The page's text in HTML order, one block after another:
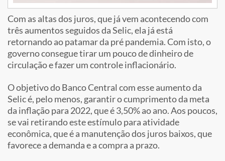
Com as altas dos juros, que já vem acontecendo com
três aumentos seguidos da Selic, ela já está
retornando ao patamar da pré pandemia. Com isto, o
governo consegue tirar um pouco de dinheiro de
circulação e fazer um controle inflacionário.
O objetivo do Banco Central com esse aumento da
Selic é, pelo menos, garantir o cumprimento da meta
da inflação para 2022, que é 3,50% ao ano. Aos poucos,
se vai retirando este estímulo para atividade
econômica, que é a manutenção dos juros baixos, que
favorece a demanda e a compra a prazo.